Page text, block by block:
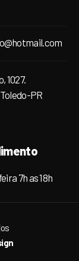
1027.
PR
7h as 18h